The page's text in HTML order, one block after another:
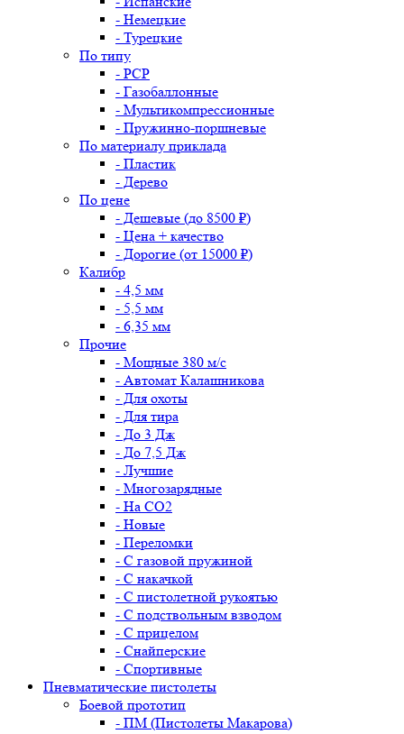
- Немецкие
- Турецкие
По типу
- PCP
- Газобаллонные
- Мультикомпрессионные
- Пружинно-поршневые
По материалу приклада
- Пластик
- Дерево
По цене
- Дешевые (до 8500 ₽)
- Цена + качество
- Дорогие (от 15000 ₽)
Калибр
- 4,5 мм
- 5,5 мм
- 6,35 мм
Прочие
- Мощные 380 м/с
- Автомат Калашникова
- Для охоты
- Для тира
- До 3 Дж
- До 7,5 Дж
- Лучшие
- Многозарядные
- На CO2
- Новые
- Переломки
- С газовой пружиной
- С накачкой
- С пистолетной рукоятью
- С подствольным взводом
- С прицелом
- Снайперские
- Спортивные
Пневматические пистолеты
Боевой прототип
- ПМ (Пистолеты Макарова)